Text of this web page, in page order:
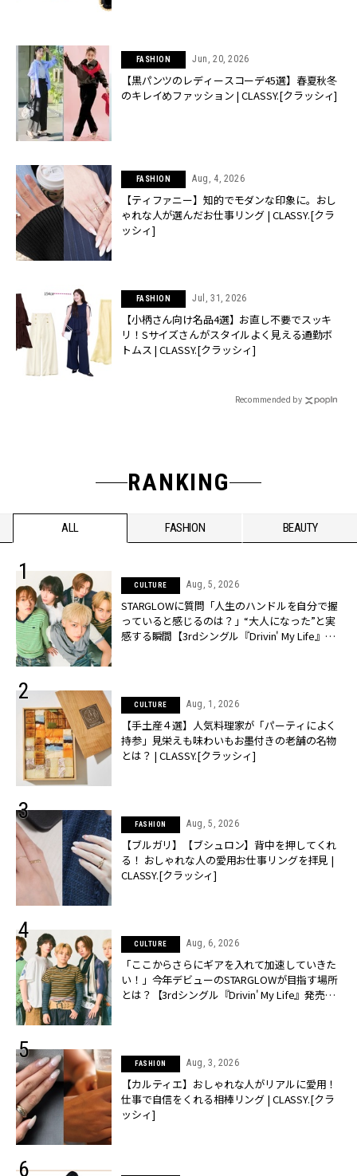
FASHION Jun, 20, 2026
【黒パンツのレディースコーデ45選】春夏秋冬
のキレイめファッション | CLASSY.[クラッシィ]
FASHION Aug, 4, 2026
【ティファニー】知的でモダンな印象に。おし
ゃれな人が選んだお仕事リング | CLASSY.[クラ
ッシィ]
FASHION Jul, 31, 2026
【小柄さん向け名品4選】お直し不要でスッキ
リ！Sサイズさんがスタイルよく見える通勤ボ
トムス | CLASSY.[クラッシィ]
Recommended by
RANKING
ALL FASHION BEAUTY
CULTURE Aug, 5, 2026
STARGLOWに質問「人生のハンドルを自分で握
っていると感じるのは？」“大️人になった”と実
感する瞬間【3rdシングル『Drivin' My Life』発
CULTURE Aug, 1, 2026
【手土産４選】人気料理家が「パーティによく
持参」見栄えも味わいもお墨付きの老舗の名物
とは？ | CLASSY.[クラッシィ]
FASHION Aug, 5, 2026
【ブルガリ】【ブシュロン】背中を押してくれ
る！ おしゃれな人の愛用お仕事リングを拝見 |
CLASSY.[クラッシィ]
CULTURE Aug, 6, 2026
「ここからさらにギアを入れて加速していきた
い！」今年デビューのSTARGLOWが目指す場所
とは？【3rdシングル『Drivin' My Life』発売】 |
FASHION Aug, 3, 2026
【カルティエ】おしゃれな人がリアルに愛用！
仕事で自信をくれる相棒リング | CLASSY.[クラ
ッシィ]